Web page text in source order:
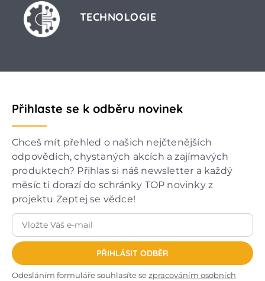
TECHNOLOGIE
Přihlaste se k odběru novinek
Chceš mít přehled o našich nejčtenějších
odpovědích, chystaných akcích a zajímavých
produktech? Přihlas si náš newsletter a každý
měsíc ti dorazí do schránky TOP novinky z
projektu Zeptej se vědce!
PŘIHLÁSIT ODBĚR
Odesláním formuláře souhlasíte sezpracováním osobních